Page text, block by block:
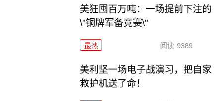
美狂囤百万吨：一场提前下注的
\"铜牌军备竞赛\"
最热 阅读 9389
美利坚一场电子战演习，把自家
救护机送了命！